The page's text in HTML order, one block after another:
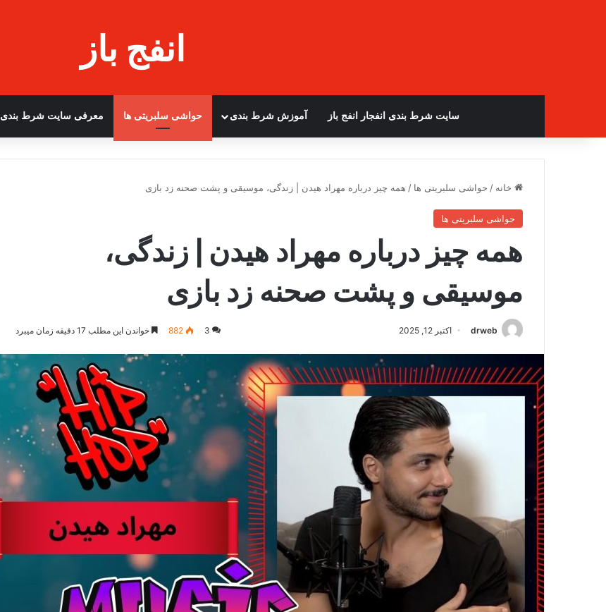
انفج باز
سایت شرط بندی انفجار انفج باز آموزش شرط بندی حواشی سلبریتی ها معرفی سایت شرط بندی
خانه / حواشی سلبریتی ها / همه چیز درباره مهراد هیدن | زندگی، موسیقی و پشت صحنه زد بازی
حواشی سلبریتی ها
همه چیز درباره مهراد هیدن | زندگی،
موسیقی و پشت صحنه زد بازی
drweb اکتبر 12, 2025 3
882 خواندن این مطلب 17 دقیقه زمان میبرد